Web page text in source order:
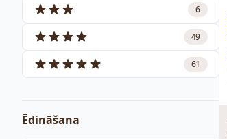
6
49
61
Ēdināšana